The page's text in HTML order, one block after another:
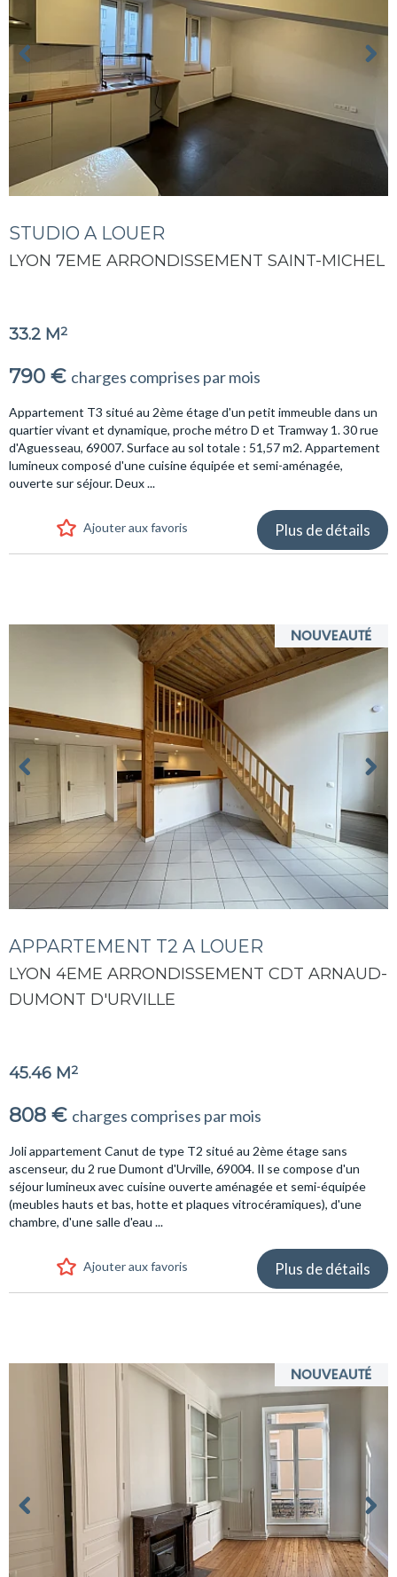
STUDIO A LOUER
LYON 7EME ARRONDISSEMENT SAINT-MICHEL
33.2 M2
790 € charges comprises par mois
Appartement T3 situé au 2ème étage d'un petit immeuble dans un
quartier vivant et dynamique, proche métro D et Tramway 1. 30 rue
d'Aguesseau, 69007. Surface au sol totale : 51,57 m2. Appartement
lumineux composé d'une cuisine équipée et semi-aménagée,
ouverte sur séjour. Deux ...
Ajouter aux favoris Plus de détails
APPARTEMENT T2 A LOUER
LYON 4EME ARRONDISSEMENT CDT ARNAUD-
DUMONT D'URVILLE
45.46 M2
808 € charges comprises par mois
Joli appartement Canut de type T2 situé au 2ème étage sans
ascenseur, du 2 rue Dumont d'Urville, 69004. Il se compose d'un
séjour lumineux avec cuisine ouverte aménagée et semi-équipée
(meubles hauts et bas, hotte et plaques vitrocéramiques), d'une
chambre, d'une salle d'eau ...
Ajouter aux favoris Plus de détails